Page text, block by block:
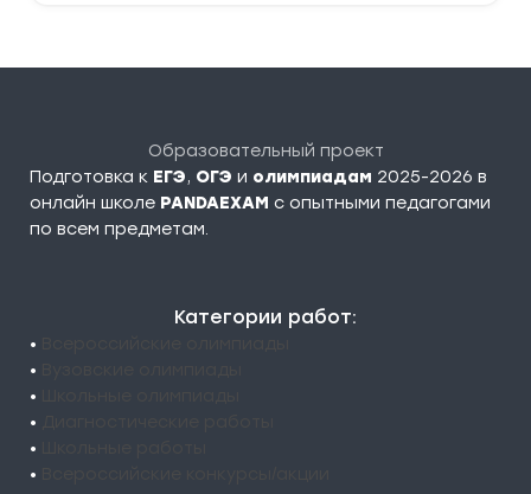
Образовательный проект
Подготовка к ЕГЭ, ОГЭ и олимпиадам 2025-2026 в
онлайн школе PANDAEXAM c опытными педагогами
по всем предметам.
Категории работ:
•
•
•
•
•
•